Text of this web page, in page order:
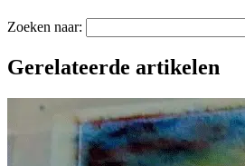
Zoeken naar:
Gerelateerde artikelen